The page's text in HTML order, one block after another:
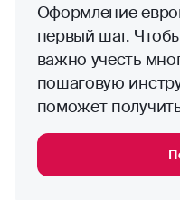
Оформление
первый шаг.
важно учесть
пошаговую
поможет